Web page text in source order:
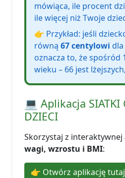
mówiąca, ile procent
ile więcej niż Twoje
👉 Przykład: jeśli
równą 67 centylowi
oznacza to, że spośród
wieku – 66 jest
💻 Aplikacja SIATKI
DZIECI
Skorzystaj z
wagi, wzrostu i BMI:
👉 Otwórz aplikację tutaj